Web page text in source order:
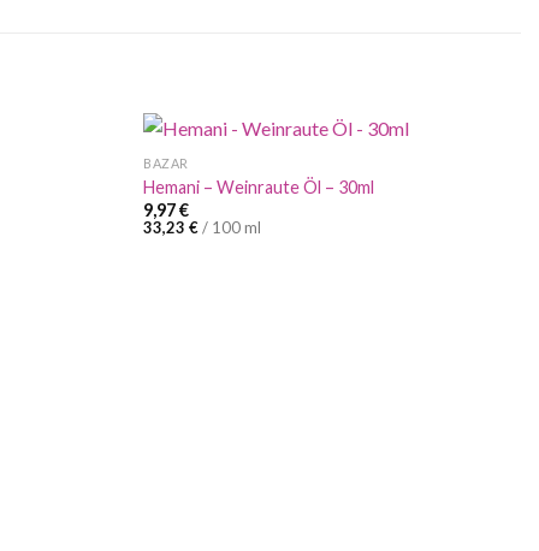
BAZAR
Hemani – Weinraute Öl – 30ml
9,97€
33,23€/ 100 ml